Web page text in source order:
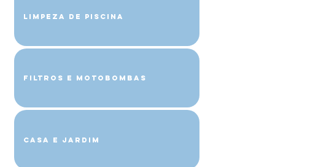
Limpeza de Piscina
Filtros e Motobombas
Casa e Jardim